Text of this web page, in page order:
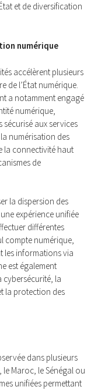
et de diversification
numérique
accélèrent plusieurs
de l’État numérique.
a notamment engagé
numérique,
sécurisé aux services
numérisation des
la connectivité haut
de
la dispersion des
expérience unifiée
différentes
compte numérique,
les informations via
est également
cybersécurité, la
la protection des
dans plusieurs
le Maroc, le Sénégal ou
unifiées permettant